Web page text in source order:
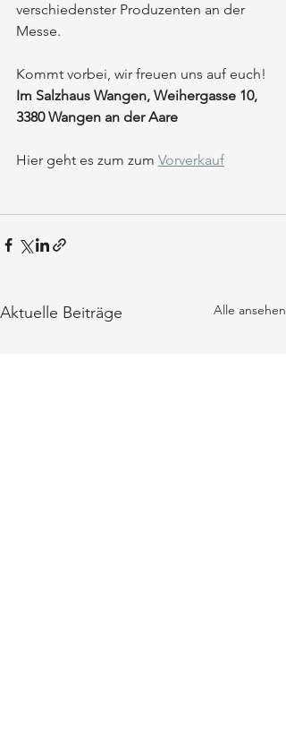
verschiedenster Produzenten an der
Messe.
Kommt vorbei, wir freuen uns auf euch!
Im Salzhaus Wangen, Weihergasse 10,
3380 Wangen an der Aare
Hier geht es zum zum Vorverkauf
Aktuelle Beiträge Alle ansehen